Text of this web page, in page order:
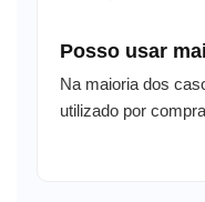
Posso usar
Na maioria dos
utilizado por